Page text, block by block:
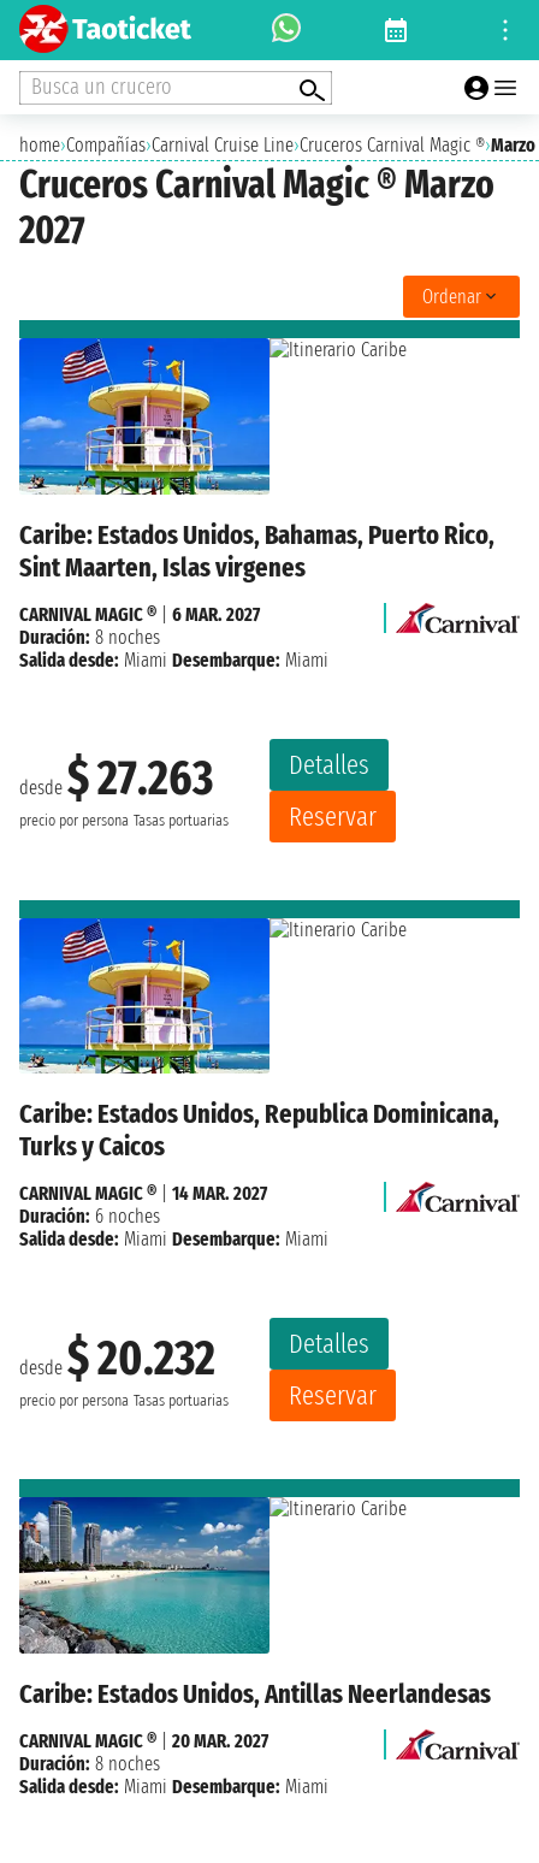
Busca un crucero
home›Compañías›Carnival Cruise Line›Cruceros Carnival Magic ®›Marzo
Cruceros Carnival Magic ® Marzo
2027
Ordenar
Caribe: Estados Unidos, Bahamas, Puerto Rico,
Sint Maarten, Islas virgenes
desde $ 27.263
precio por persona Tasas portuarias
Detalles
Reservar
CARNIVAL MAGIC ®
6 MAR. 2027
Duración: 8 noches
Salida desde: Miami Desembarque: Miami
Caribe: Estados Unidos, Republica Dominicana,
Turks y Caicos
desde $ 20.232
precio por persona Tasas portuarias
Detalles
Reservar
CARNIVAL MAGIC ®
14 MAR. 2027
Duración: 6 noches
Salida desde: Miami Desembarque: Miami
Caribe: Estados Unidos, Antillas Neerlandesas
CARNIVAL MAGIC ®
20 MAR. 2027
Duración: 8 noches
Salida desde: Miami Desembarque: Miami